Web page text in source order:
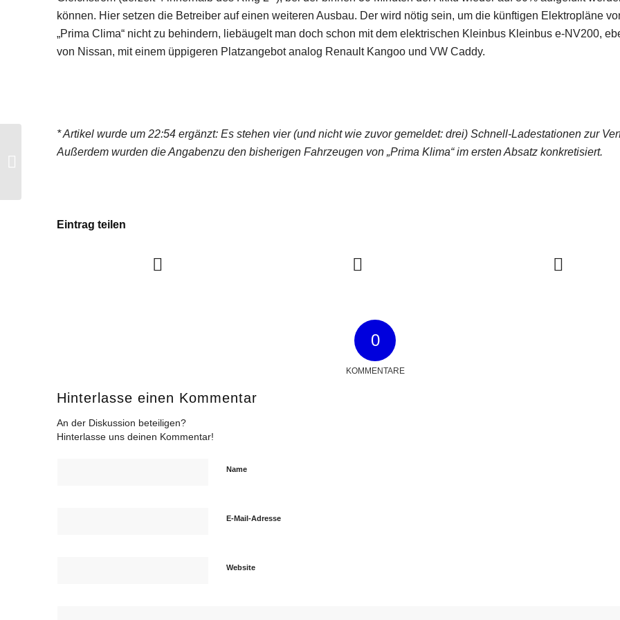
können. Hier setzen die Betreiber auf einen weiteren Ausbau. Der wird nötig sein, um die künftigen Elektropläne
„Prima Clima“ nicht zu behindern, liebäugelt man doch schon mit dem elektrischen Kleinbus Kleinbus e-NV200,
von Nissan, mit einem üppigeren Platzangebot analog Renault Kangoo und VW Caddy.
* Artikel wurde um 22:54 ergänzt: Es stehen vier (und nicht wie zuvor gemeldet: drei) Schnell-Ladestationen zur
Außerdem wurden die Angabenzu den bisherigen Fahrzeugen von „Prima Klima“ im ersten Absatz konkretisiert.
Eintrag teilen
0
KOMMENTARE
Hinterlasse einen Kommentar
An der Diskussion beteiligen?
Hinterlasse uns deinen Kommentar!
Name
E-Mail-Adresse
Website
Änderungen bei Hamburger Taxi-